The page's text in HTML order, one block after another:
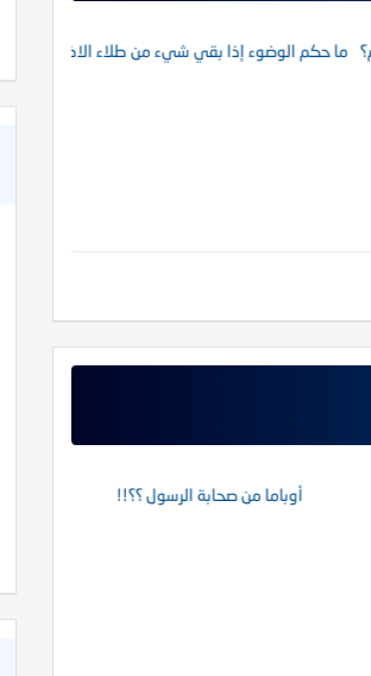
ما حكم الوضوء إذا بقي شيء من طلاء الاظافر؟
أوباما من صحابة الرسول ؟؟!!
محاضرة